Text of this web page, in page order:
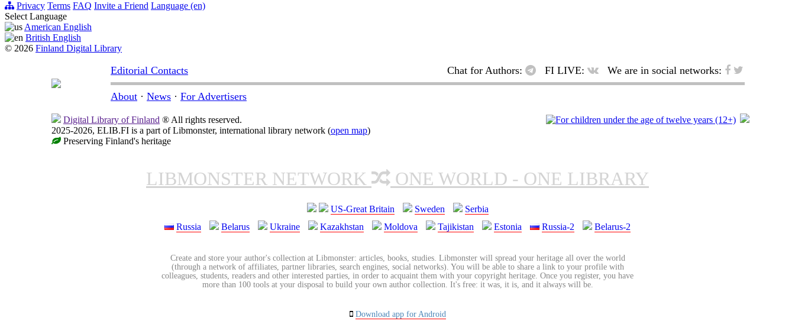
Privacy Terms FAQ Invite a Friend Language (en)
Select Language
American English
British English
© 2026 Finland Digital Library
Editorial Contacts Chat for Authors: FI LIVE: We are in social networks:
About · News · For Advertisers
Digital Library of Finland ® All rights reserved.
2025-2026, ELIB.FI is a part of Libmonster, international library network (open map)
Preserving Finland's heritage
LIBMONSTER NETWORK ONE WORLD - ONE LIBRARY
US-Great Britain Sweden
Serbia
Russia
Belarus Ukraine Kazakhstan Moldova Tajikistan Estonia Russia-2 Belarus-2
Create and store your author's collection at Libmonster: articles, books, studies. Libmonster will spread your heritage all over the world
(through a network of affiliates, partner libraries, search engines, social networks). You will be able to share a link to your profile with
colleagues, students, readers and other interested parties, in order to acquaint them with your copyright heritage. Once you register, you have
more than 100 tools at your disposal to build your own author collection. It's free: it was, it is, and it always will be.
Download app for Android